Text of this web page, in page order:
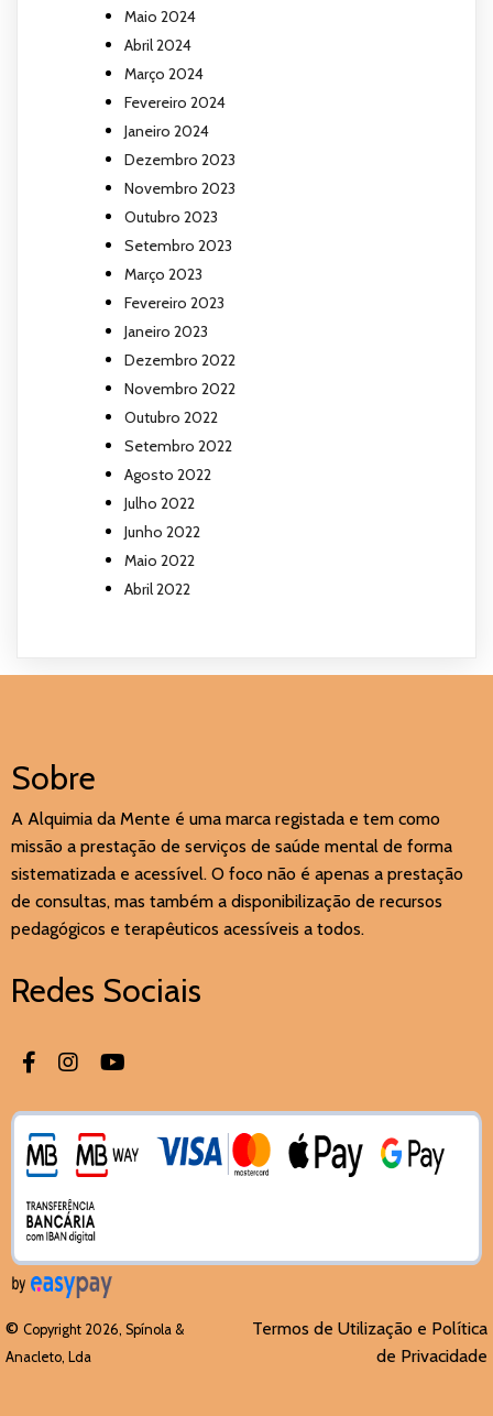
Maio 2024
Abril 2024
Março 2024
Fevereiro 2024
Janeiro 2024
Dezembro 2023
Novembro 2023
Outubro 2023
Setembro 2023
Março 2023
Fevereiro 2023
Janeiro 2023
Dezembro 2022
Novembro 2022
Outubro 2022
Setembro 2022
Agosto 2022
Julho 2022
Junho 2022
Maio 2022
Abril 2022
Sobre
A Alquimia da Mente é uma marca registada e tem como
missão a prestação de serviços de saúde mental de forma
sistematizada e acessível. O foco não é apenas a prestação
de consultas, mas também a disponibilização de recursos
pedagógicos e terapêuticos acessíveis a todos.
Redes Sociais
© Copyright 2026, Spínola &
Anacleto, Lda
Termos de Utilização e Política
de Privacidade